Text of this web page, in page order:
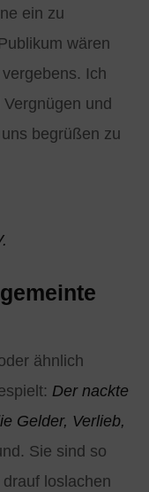
ein zu
wären
Ich
und
begrüßen zu
ähnlich
Der nackte
Gelder, Verlieb,
Sie sind so
loslachen